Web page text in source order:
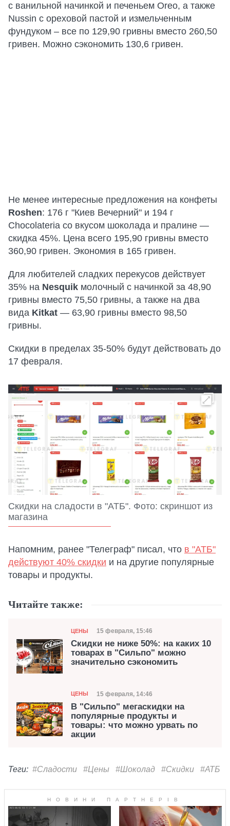
с ванильной начинкой и печеньем Oreo, а также
Nussin с ореховой пастой и измельченным
фундуком – все по 129,90 гривны вместо 260,50
гривен. Можно сэкономить 130,6 гривен.
Не менее интересные предложения на конфеты
Roshen: 176 г "Киев Вечерний" и 194 г
Chocolateria со вкусом шоколада и пралине —
скидка 45%. Цена всего 195,90 гривны вместо
360,90 гривен. Экономия в 165 гривен.
Для любителей сладких перекусов действует
35% на Nesquik молочный с начинкой за 48,90
гривны вместо 75,50 гривны, а также на два
вида Kitkat — 63,90 гривны вместо 98,50
гривны.
Скидки в пределах 35-50% будут действовать до
17 февраля.
Скидки на сладости в "АТБ". Фото: скриншот из
магазина
Напомним, ранее "Телеграф" писал, что в "АТБ"
действуют 40% скидки и на другие популярные
товары и продукты.
Читайте также:
Категория
ЦЕНЫ Дата публикации
15 февраля, 15:46
Скидки не ниже 50%: на каких 10
товарах в "Сильпо" можно
значительно сэкономить
Категория
ЦЕНЫ Дата публикации
15 февраля, 14:46
В "Сильпо" мегаскидки на
популярные продукты и
товары: что можно урвать по
акции
Теги: #Сладости #Цены #Шоколад #Скидки #АТБ